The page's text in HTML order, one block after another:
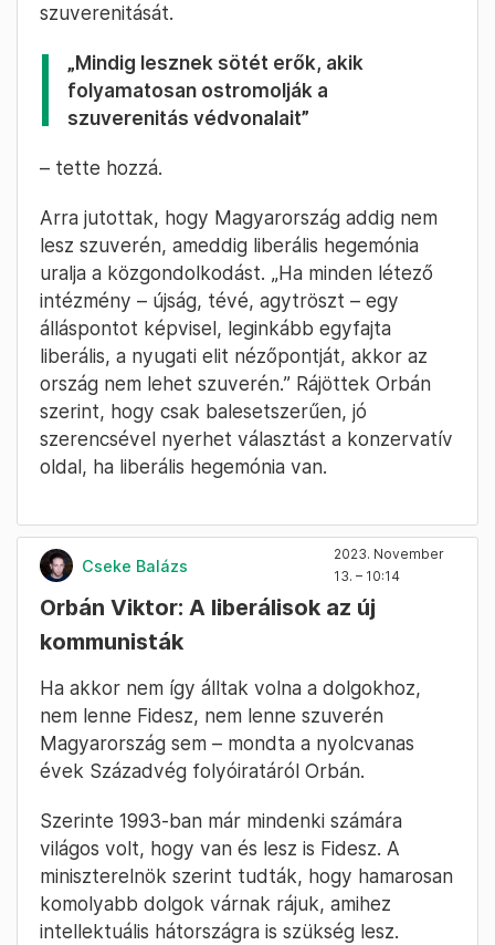
szuverenitását.
„Mindig lesznek sötét erők, akik
folyamatosan ostromolják a
szuverenitás védvonalait”
– tette hozzá.
Arra jutottak, hogy Magyarország addig nem
lesz szuverén, ameddig liberális hegemónia
uralja a közgondolkodást. „Ha minden létező
intézmény – újság, tévé, agytröszt – egy
álláspontot képvisel, leginkább egyfajta
liberális, a nyugati elit nézőpontját, akkor az
ország nem lehet szuverén.” Rájöttek Orbán
szerint, hogy csak balesetszerűen, jó
szerencsével nyerhet választást a konzervatív
oldal, ha liberális hegemónia van.
Cseke Balázs
2023. November
13. – 10:14
Orbán Viktor: A liberálisok az új
kommunisták
Ha akkor nem így álltak volna a dolgokhoz,
nem lenne Fidesz, nem lenne szuverén
Magyarország sem – mondta a nyolcvanas
évek Századvég folyóiratáról Orbán.
Szerinte 1993-ban már mindenki számára
világos volt, hogy van és lesz is Fidesz. A
miniszterelnök szerint tudták, hogy hamarosan
komolyabb dolgok várnak rájuk, amihez
intellektuális hátországra is szükség lesz.